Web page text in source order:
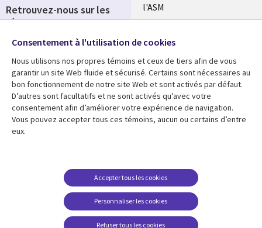
l'ASM
Fusions
Ressources
Library
Links
Articles
Blog
Support
Legal
Accessibilité
conditions juridiques
FAQ Carrières
Centre de gestion des
témoins
Retrouvez-nous sur les
réseaux
Social
Media
FRANCE
Consentement à l'utilisation de cookies
Nous utilisons nos propres témoins et ceux de tiers afin de vous
garantir un site Web fluide et sécurisé. Certains sont nécessaires au
bon fonctionnement de notre site Web et sont activés par défaut.
D’autres sont facultatifs et ne sont activés qu’avec votre
consentement afin d’améliorer votre expérience de navigation.
Vous pouvez accepter tous ces témoins, aucun ou certains d’entre
eux.
Personnaliser les cookies
Accepter tous les cookies
Refuser tous les cookies